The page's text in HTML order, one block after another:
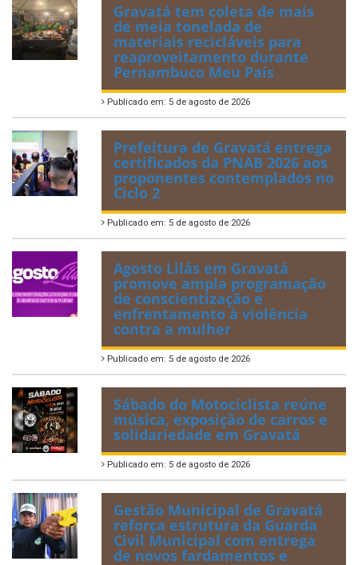
Gravatá tem coleta de mais
de meia tonelada de
materiais recicláveis para
reaproveitamento durante
Pernambuco Meu País
Publicado em: 5 de agosto de 2026
Prefeitura de Gravatá entrega
certificados da PNAB 2026 aos
proponentes contemplados no
Ciclo 2
Publicado em: 5 de agosto de 2026
Agosto Lilás em Gravatá
promove ampla programação
de conscientização e
enfrentamento à violência
contra a mulher
Publicado em: 5 de agosto de 2026
Sábado do Motociclista reúne
música, exposição de carros e
solidariedade em Gravatá
Publicado em: 5 de agosto de 2026
Gestão Municipal de Gravatá
reforça estrutura da Guarda
Civil Municipal com entrega
de novos fardamentos e